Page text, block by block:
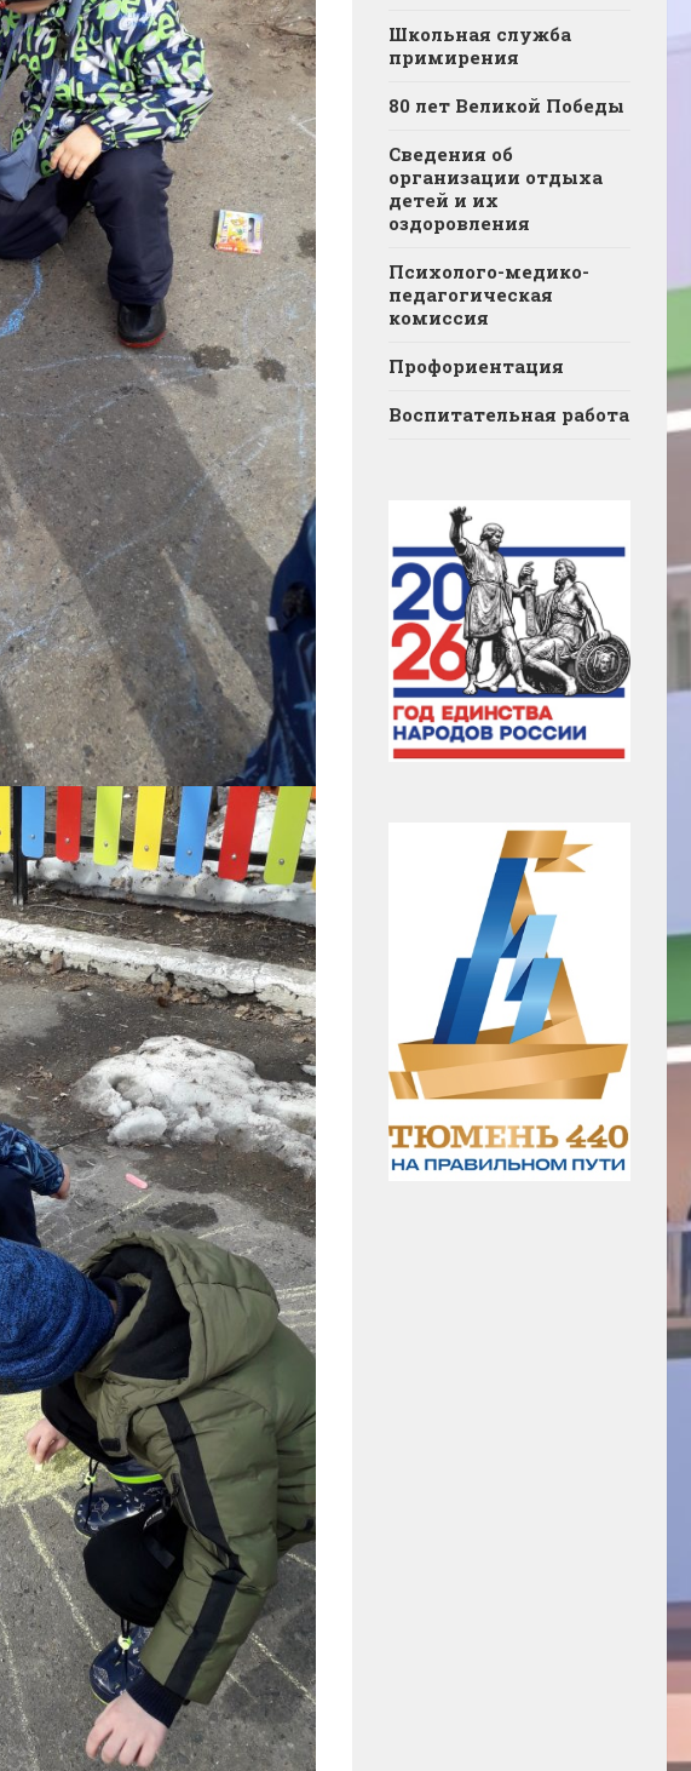
Школьная служба
примирения
80 лет Великой Победы
Сведения об
организации отдыха
детей и их
оздоровления
Психолого-медико-
педагогическая
комиссия
Профориентация
Воспитательная работа